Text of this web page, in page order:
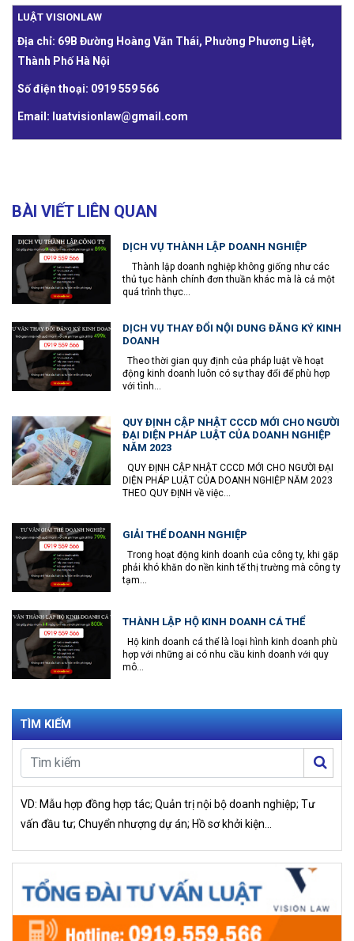
LUẬT VISIONLAW
Địa chỉ: 69B Đường Hoàng Văn Thái, Phường Phương Liệt,
Thành Phố Hà Nội
Số điện thoại: 0919 559 566
Email: luatvisionlaw@gmail.com
BÀI VIẾT LIÊN QUAN
DỊCH VỤ THÀNH LẬP DOANH NGHIỆP
Thành lập doanh nghiệp không giống như các
thủ tục hành chính đơn thuần khác mà là cả một
quá trình thực...
DỊCH VỤ THAY ĐỔI NỘI DUNG ĐĂNG KÝ KINH
DOANH
Theo thời gian quy định của pháp luật về hoạt
động kinh doanh luôn có sự thay đổi để phù hợp
với tình...
QUY ĐỊNH CẬP NHẬT CCCD MỚI CHO NGƯỜI
ĐẠI DIỆN PHÁP LUẬT CỦA DOANH NGHIỆP
NĂM 2023
QUY ĐỊNH CẬP NHẬT CCCD MỚI CHO NGƯỜI ĐẠI
DIỆN PHÁP LUẬT CỦA DOANH NGHIỆP NĂM 2023
THEO QUY ĐỊNH về việc...
GIẢI THỂ DOANH NGHIỆP
Trong hoạt động kinh doanh của công ty, khi gặp
phải khó khăn do nền kinh tế thị trường mà công ty
tạm...
THÀNH LẬP HỘ KINH DOANH CÁ THỂ
Hộ kinh doanh cá thể là loại hình kinh doanh phù
hợp với những ai có nhu cầu kinh doanh với quy
mô...
TÌM KIẾM
VD: Mẫu hợp đồng hợp tác; Quản trị nội bộ doanh nghiệp; Tư
vấn đầu tư; Chuyển nhượng dự án; Hồ sơ khởi kiện…